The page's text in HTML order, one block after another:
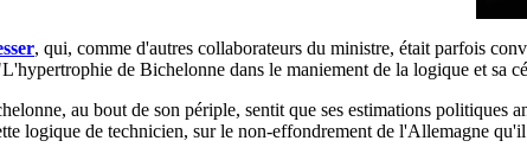
, qui, comme d'autres collaborateurs du ministre, était parfois
de Bichelonne dans le maniement de la logique et sa
au bout de son périple, sentit que ses estimations politiques
logique de technicien, sur le non-effondrement de l'Allemagne